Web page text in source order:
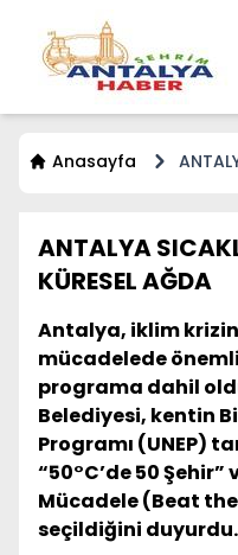
Anasayfa
ANTALYA
KÜRESEL AĞDA
Antalya, iklim
mücadelede
programa dahil
Belediyesi, kentin
Programı (UNEP)
“50°C’de 50 Şehir”
Mücadele (Beat
seçildiğini duyurdu.